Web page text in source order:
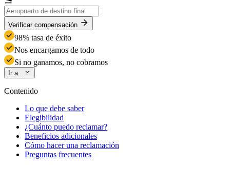
Verificar compensación
98% tasa de éxito
Nos encargamos de todo
Si no ganamos, no cobramos
Ir a...
Contenido
Lo que debe saber
Elegibilidad
¿Cuánto puedo reclamar?
Beneficios adicionales
Cómo hacer una reclamación
Preguntas frecuentes